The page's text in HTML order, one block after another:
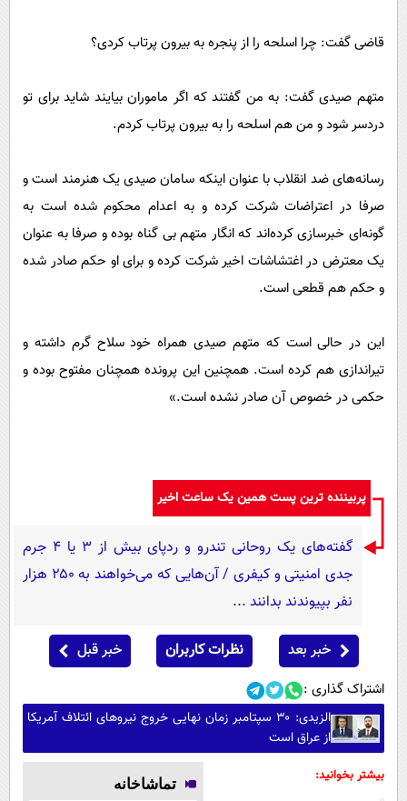
قاضی گفت: چرا اسلحه را از پنجره به بیرون پرتاب کردی؟
متهم صیدی گفت: به من گفتند که اگر ماموران بیایند شاید برای تو
دردسر شود و من هم اسلحه را به بیرون پرتاب کردم.
رسانه‌های ضد انقلاب با عنوان اینکه سامان صیدی یک هنرمند است و
صرفا در اعتراضات شرکت کرده و به اعدام محکوم شده است به
گونه‌ای خبرسازی کرده‌اند که انگار متهم بی گناه بوده و صرفا به عنوان
یک معترض در اغتشاشات اخیر شرکت کرده و برای او حکم صادر شده
و حکم هم قطعی است.
این در حالی است که متهم صیدی همراه خود سلاح گرم داشته و
تیراندازی هم کرده است. همچنین این پرونده همچنان مفتوح بوده و
حکمی در خصوص آن صادر نشده است.»
پربیننده ترین پست همین یک ساعت اخیر
گفته‌های یک روحانی تندرو و ردپای بیش از ۳ یا ۴ جرم
جدی امنیتی و کیفری / آن‌هایی که می‌خواهند به ۲۵۰ هزار
نفر بپیوندند بدانند ...
خبر بعد نظرات کاربران خبر قبل
اشتراک گذاری :
الزیدی: ۳۰ سپتامبر زمان نهایی خروج نیروهای ائتلاف آمریکا
از عراق است
بیشتر بخوانید: تماشاخانه